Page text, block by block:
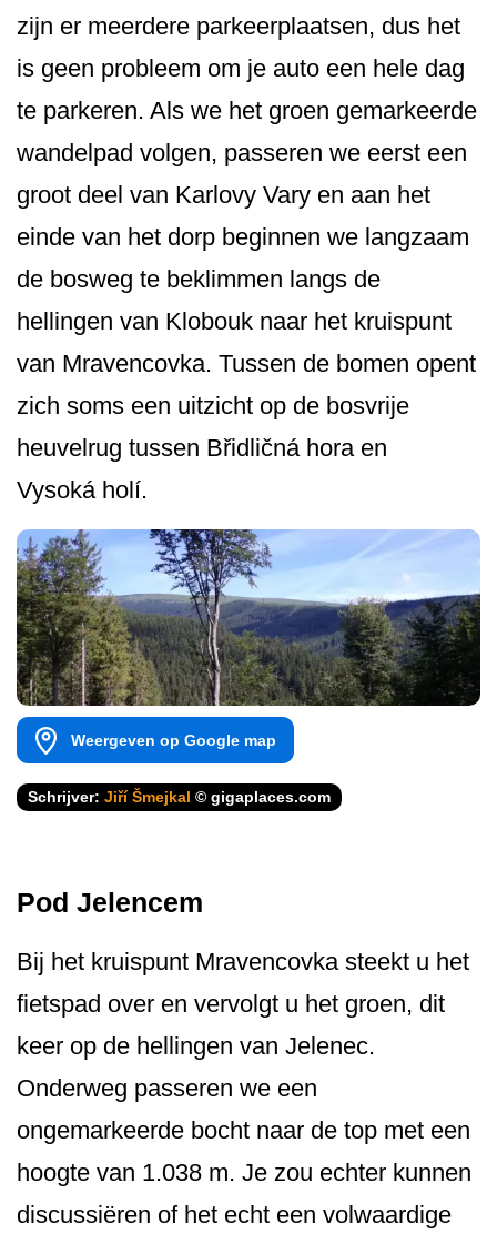
zijn er meerdere parkeerplaatsen, dus het
is geen probleem om je auto een hele dag
te parkeren. Als we het groen gemarkeerde
wandelpad volgen, passeren we eerst een
groot deel van Karlovy Vary en aan het
einde van het dorp beginnen we langzaam
de bosweg te beklimmen langs de
hellingen van Klobouk naar het kruispunt
van Mravencovka. Tussen de bomen opent
zich soms een uitzicht op de bosvrije
heuvelrug tussen Břidličná hora en
Vysoká holí.
Weergeven op Google map
Schrijver: Jiří Šmejkal © gigaplaces.com
Pod Jelencem
Bij het kruispunt Mravencovka steekt u het
fietspad over en vervolgt u het groen, dit
keer op de hellingen van Jelenec.
Onderweg passeren we een
ongemarkeerde bocht naar de top met een
hoogte van 1.038 m. Je zou echter kunnen
discussiëren of het echt een volwaardige